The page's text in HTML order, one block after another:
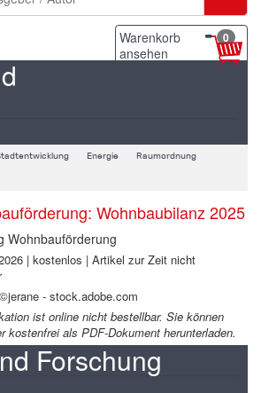
Warenkorb
ansehen
0
Energie Raumordnung
Wohnbaubilanz 2025
Wohnbauförderung
| kostenlos | Artikel zur Zeit nicht
- stock.adobe.com
ist online nicht bestellbar. Sie können
kostenfrei als PDF-Dokument herunterladen.
Forschung